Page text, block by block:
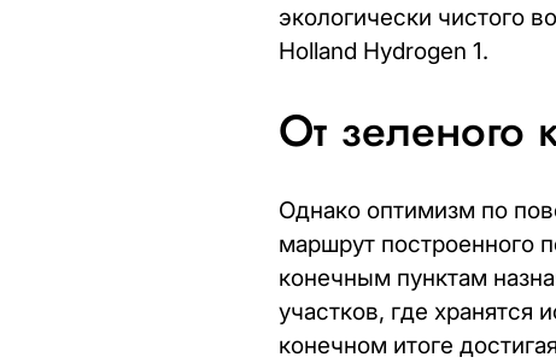
экологически чистого
Holland Hydrogen 1.
От зеленого
Однако оптимизм по
маршрут построенного
конечным пунктам
участков, где хранятся
конечном итоге